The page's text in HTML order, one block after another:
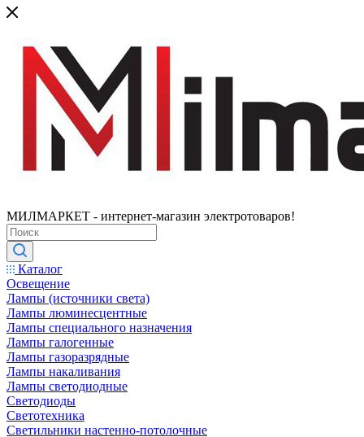
МИЛМАРКЕТ - интернет-магазин электротоваров!
Каталог
Освещение
Лампы (источники света)
Лампы люминесцентные
Лампы специального назначения
Лампы галогенные
Лампы газоразрядные
Лампы накаливания
Лампы светодиодные
Светодиоды
Светотехника
Светильники настенно-потолочные